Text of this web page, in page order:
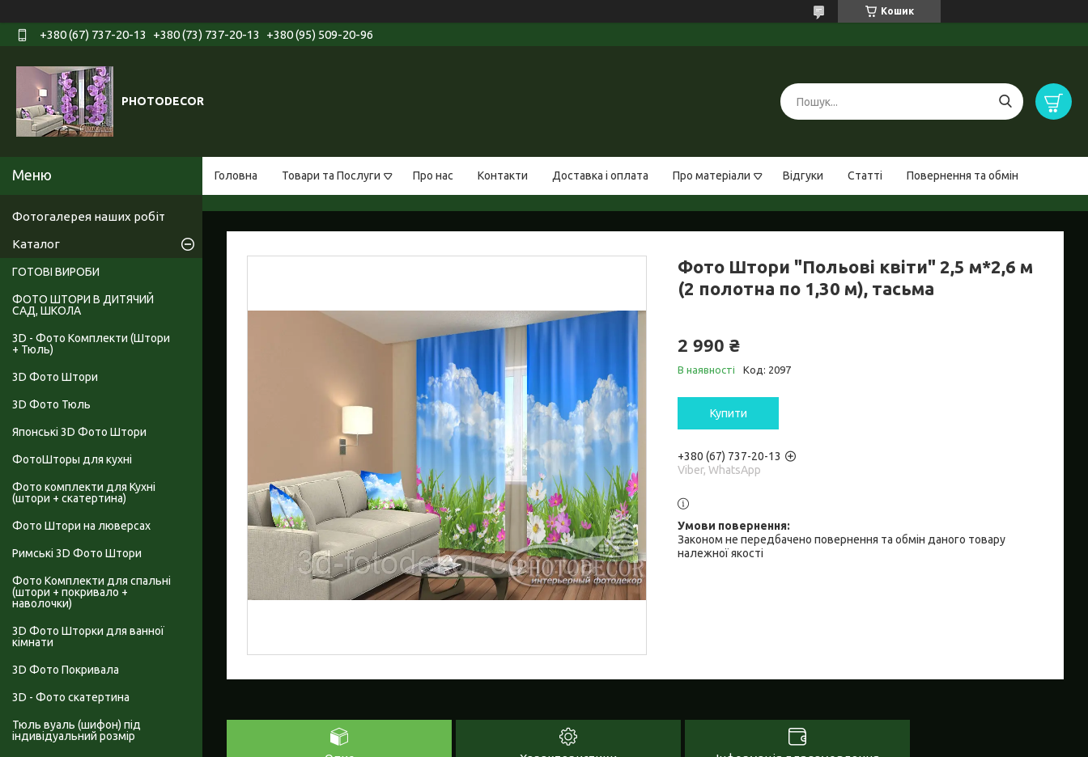
Кошик
+380 (67) 737-20-13 +380 (73) 737-20-13 +380 (95) 509-20-96
PHOTODECOR
Головна Товари та Послуги Про нас Контакти Доставка і оплата Про матеріали Відгуки Статті Повернення та обмін
Фото Штори "Польові квіти" 2,5 м*2,6 м
(2 полотна по 1,30 м), тасьма
2 990 ₴
В наявності Код: 2097
Купити
+380 (67) 737-20-13
Viber, WhatsApp
Законом не передбачено повернення та обмін даного товару
належної якості
Фотогалерея наших робіт
Каталог
ГОТОВІ ВИРОБИ
ФОТО ШТОРИ В ДИТЯЧИЙ
САД, ШКОЛА
3D - Фото Комплекти (Штори
+ Тюль)
3D Фото Штори
3D Фото Тюль
Японські 3D Фото Штори
ФотоШторы для кухні
Фото комплекти для Кухні
(штори + скатертина)
Фото Штори на люверсах
Римські 3D Фото Штори
Фото Комплекти для спальні
(штори + покривало +
наволочки)
3D Фото Шторки для ванної
кімнати
3D Фото Покривала
3D - Фото скатертина
Тюль вуаль (шифон) під
індивідуальний розмір